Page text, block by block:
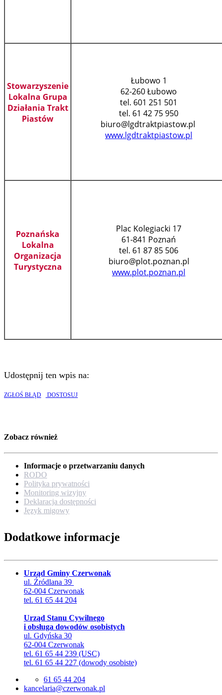
Stowarzyszenie
Lokalna Grupa
Działania Trakt
Piastów
Łubowo 1
62-260 Łubowo
tel. 601 251 501
tel. 61 42 75 950
biuro@lgdtraktpiastow.pl
www.lgdtraktpiastow.pl
Poznańska
Lokalna
Organizacja
Turystyczna
Plac Kolegiacki 17
61-841 Poznań
tel. 61 87 85 506
biuro@plot.poznan.pl
www.plot.poznan.pl
Udostępnij ten wpis na:
ZGŁOŚ BŁĄD DOSTOSUJ
Zobacz również
Informacje o przetwarzaniu danych
RODO
Polityka prywatności
Monitoring wizyjny
Deklaracja dostępności
Język migowy
Dodatkowe informacje
Urząd Gminy Czerwonak
ul. Źródlana 39
62-004 Czerwonak
tel. 61 65 44 204
Urząd Stanu Cywilnego
i obsługa dowodów osobistych
ul. Gdyńska 30
62-004 Czerwonak
tel. 61 65 44 239 (USC)
tel. 61 65 44 227 (dowody osobiste)
61 65 44 204
lp.kanowrezc@airalecnak